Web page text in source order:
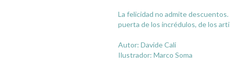
La felicidad no admite
puerta de los incrédulos, de los
Autor: Davide Cali
Ilustrador: Marco Soma